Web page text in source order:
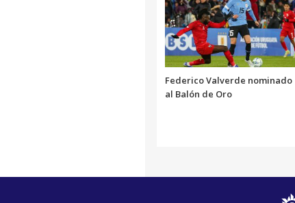
Federico Valverde nominado
al Balón de Oro